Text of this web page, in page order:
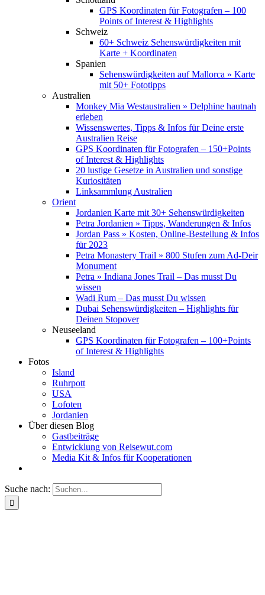
GPS Koordinaten für Fotografen – 100
Points of Interest & Highlights
Schweiz
60+ Schweiz Sehenswürdigkeiten mit
Karte + Koordinaten
Spanien
Sehenswürdigkeiten auf Mallorca » Karte
mit 50+ Fototipps
Australien
Monkey Mia Westaustralien » Delphine hautnah
erleben
Wissenswertes, Tipps & Infos für Deine erste
Australien Reise
GPS Koordinaten für Fotografen – 150+Points
of Interest & Highlights
20 lustige Gesetze in Australien und sonstige
Kuriositäten
Linksammlung Australien
Orient
Jordanien Karte mit 30+ Sehenswürdigkeiten
Petra Jordanien » Tipps, Wanderungen & Infos
Jordan Pass » Kosten, Online-Bestellung & Infos
für 2023
Petra Monastery Trail » 800 Stufen zum Ad-Deir
Monument
Petra » Indiana Jones Trail – Das musst Du
wissen
Wadi Rum – Das musst Du wissen
Dubai Sehenswürdigkeiten – Highlights für
Deinen Stopover
Neuseeland
GPS Koordinaten für Fotografen – 100+Points
of Interest & Highlights
Fotos
Island
Ruhrpott
USA
Lofoten
Jordanien
Über diesen Blog
Gastbeiträge
Entwicklung von Reisewut.com
Media Kit & Infos für Kooperationen
Suche nach: